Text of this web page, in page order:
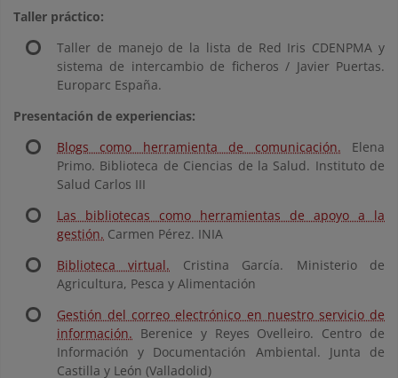
Taller práctico:
Taller de manejo de la lista de Red Iris CDENPMA y
sistema de intercambio de ficheros / Javier Puertas.
Europarc España.
Presentación de experiencias:
Blogs como herramienta de comunicación. Elena
Primo. Biblioteca de Ciencias de la Salud. Instituto de
Salud Carlos III
Las bibliotecas como herramientas de apoyo a la
gestión. Carmen Pérez. INIA
Biblioteca virtual. Cristina García. Ministerio de
Agricultura, Pesca y Alimentación
Gestión del correo electrónico en nuestro servicio de
información. Berenice y Reyes Ovelleiro. Centro de
Información y Documentación Ambiental. Junta de
Castilla y León (Valladolid)